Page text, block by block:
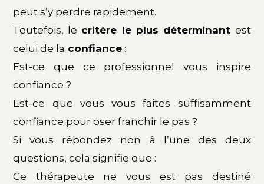
peut s’y perdre rapidement.
Toutefois, le critère le plus déterminant est
celui de la confiance :
Est-ce que ce professionnel vous inspire
confiance ?
Est-ce que vous vous faites suffisamment
confiance pour oser franchir le pas ?
Si vous répondez non à l’une des deux
questions, cela signifie que :
Ce thérapeute ne vous est pas destiné